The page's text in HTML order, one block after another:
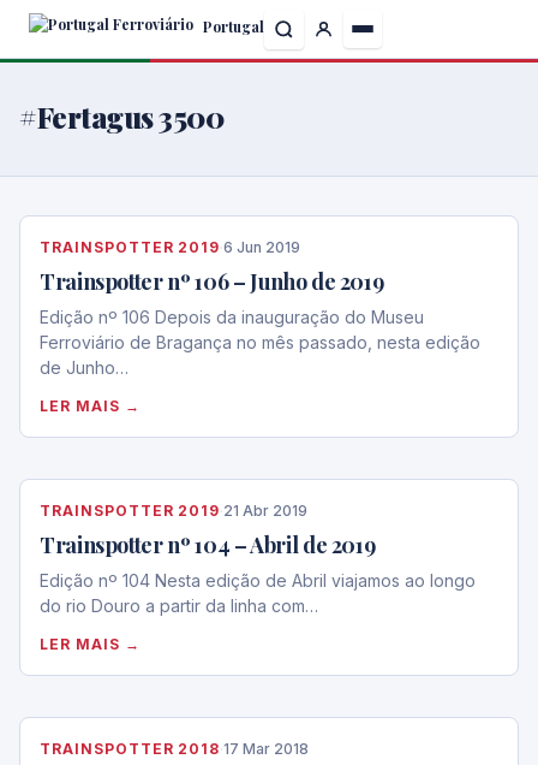
Skip
content
Portugal
#Fertagus 3500
TRAINSPOTTER 2019·6 Jun 2019
Trainspotter nº 106 – Junho de 2019
Edição nº 106 Depois da inauguração do Museu
Ferroviário de Bragança no mês passado, nesta edição
de Junho…
LER MAIS →
TRAINSPOTTER 2019·21 Abr 2019
Trainspotter nº 104 – Abril de 2019
Edição nº 104 Nesta edição de Abril viajamos ao longo
do rio Douro a partir da linha com…
LER MAIS →
TRAINSPOTTER 2018·17 Mar 2018